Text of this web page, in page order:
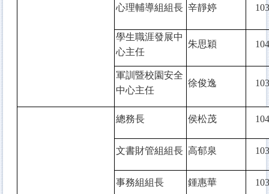
心理輔導組組長 辛靜婷 103
學生職涯發展中
心主任
朱思穎 104
軍訓暨校園安全
中心主任
徐俊逸 103
總務長 侯松茂 104
文書財管組組長 高郁泉 103
事務組組長 鍾惠華 103